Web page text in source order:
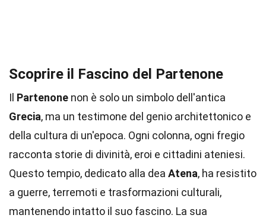
Scoprire il Fascino del Partenone
Il Partenone non è solo un simbolo dell'antica
Grecia, ma un testimone del genio architettonico e
della cultura di un'epoca. Ogni colonna, ogni fregio
racconta storie di divinità, eroi e cittadini ateniesi.
Questo tempio, dedicato alla dea Atena, ha resistito
a guerre, terremoti e trasformazioni culturali,
mantenendo intatto il suo fascino. La sua